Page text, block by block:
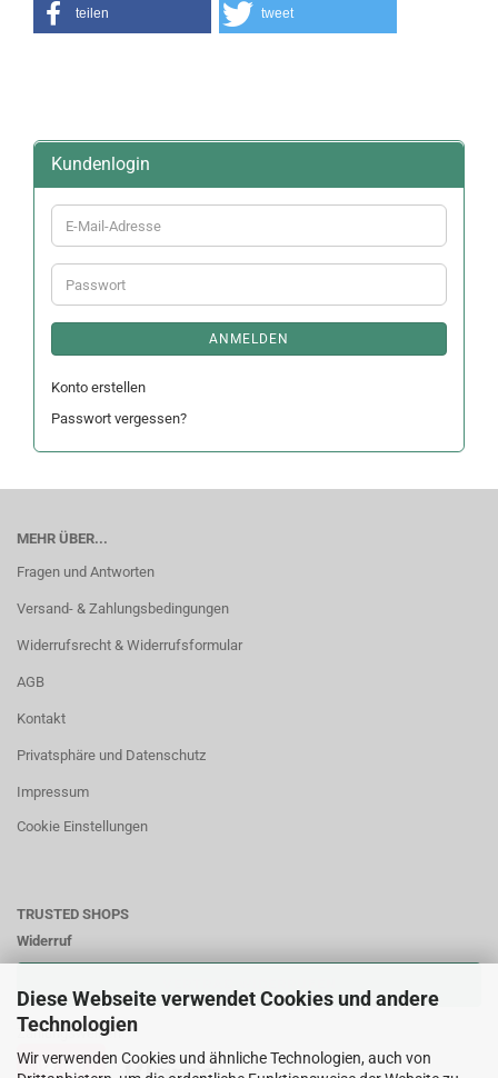
Diese Webseite verwendet Cookies und andere
Technologien
Wir verwenden Cookies und ähnliche Technologien, auch von
teilen tweet
Kundenlogin
E-
Mail-
Adresse
Passwort
ANMELDEN
Konto erstellen
Passwort vergessen?
MEHR ÜBER...
Fragen und Antworten
Versand- & Zahlungsbedingungen
Widerrufsrecht & Widerrufsformular
AGB
Kontakt
Privatsphäre und Datenschutz
Impressum
Cookie Einstellungen
TRUSTED SHOPS
Widerruf
Zahlungsweisen: